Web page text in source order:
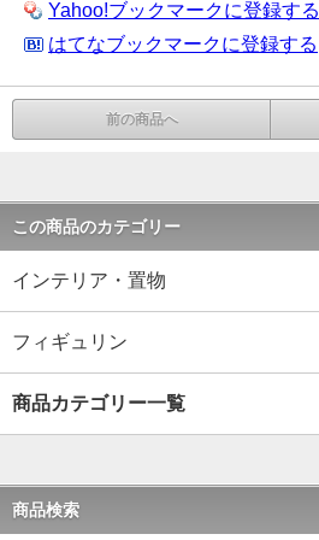
Yahoo!ブックマークに登録する
はてなブックマークに登録する
前の商品へ
この商品のカテゴリー
インテリア・置物
フィギュリン
商品カテゴリー一覧
商品検索